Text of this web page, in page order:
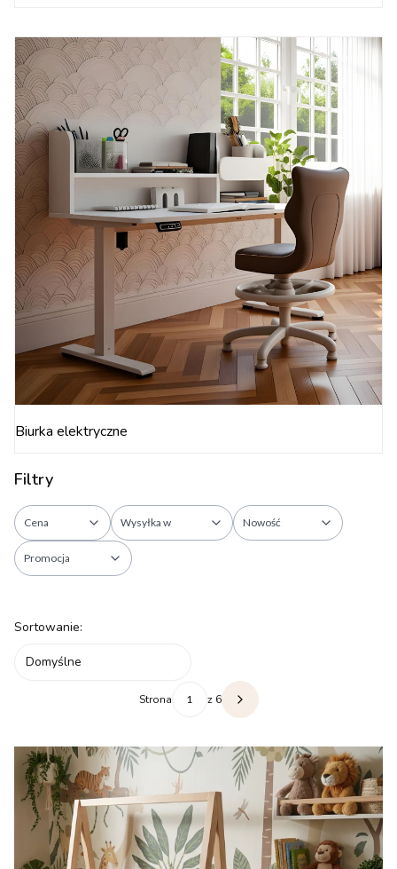
Biurka elektryczne
Filtry
Cena Wysyłka w Nowość
Promocja
Lista produktów
Sortowanie:
Domyślne
Strona z 6 Następne produkty